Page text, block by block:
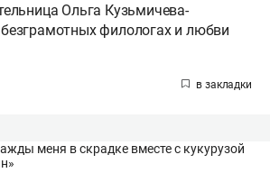
Ольга Кузьмичева-
филологах и любви